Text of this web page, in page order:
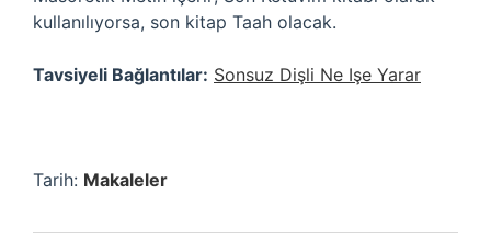
kullanılıyorsa, son kitap Taah olacak.
Tavsiyeli Bağlantılar: Sonsuz Dişli Ne Işe Yarar
Tarih: Makaleler